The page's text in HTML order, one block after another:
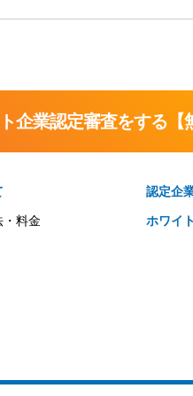
企業認定審査をする【
料金
認定企
ホワイ